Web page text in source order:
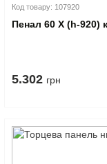
Код товару: 107920
Пенал 60 Х (h-920)
5.302 грн